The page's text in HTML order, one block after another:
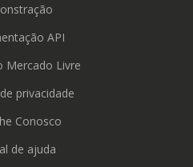
API
Mercado Livre
privacidade
Conosco
de ajuda